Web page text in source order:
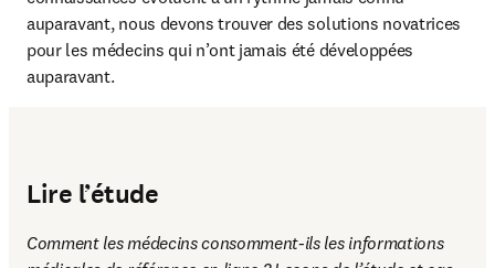
auparavant, nous devons trouver des solutions novatrices
pour les médecins qui n’ont jamais été développées
auparavant.
Lire l’étude
Comment les médecins consomment-ils les informations